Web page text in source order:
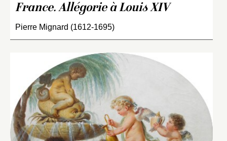
France. Allégorie à Louis XIV
Pierre Mignard (1612-1695)